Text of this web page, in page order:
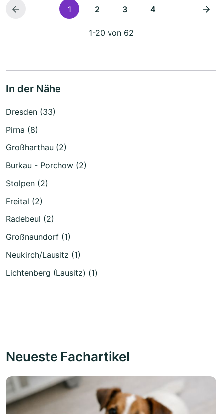
1 2 3 4
1-20 von 62
In der Nähe
Dresden (33)
Pirna (8)
Großharthau (2)
Burkau - Porchow (2)
Stolpen (2)
Freital (2)
Radebeul (2)
Großnaundorf (1)
Neukirch/Lausitz (1)
Lichtenberg (Lausitz) (1)
Neueste Fachartikel